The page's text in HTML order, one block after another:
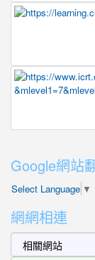
Google網站
Select Language ▼
網網相連